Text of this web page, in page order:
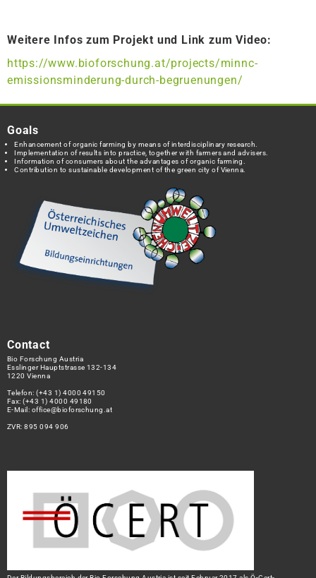
Weitere Infos zum Projekt und Link zum Video:
https://www.bioforschung.at/projects/minnc-
emissionsminderung-durch-begruenungen/
Goals
Enhancement of organic farming by means of interdisciplinary research.
Implementation of results into practice, together with farmers and advisers.
Information of consumers about the advantages of organic farming.
Contribution to sustainable development of the green city of Vienna.
Contact
Bio Forschung Austria
Esslinger Hauptstrasse 132-134
1220 Vienna
Telefon:(+43 1) 4000 49150
Fax: (+43 1) 4000 49180
E-Mail: office@bioforschung.at
ZVR: 895 094 906